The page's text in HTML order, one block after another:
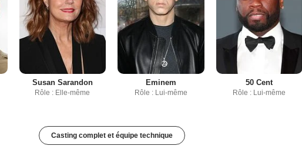
Susan Sarandon
Rôle : Elle-même
Eminem
Rôle : Lui-même
50 Cent
Rôle : Lui-même
Casting complet et équipe technique